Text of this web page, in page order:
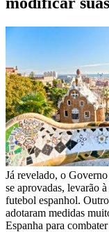
Já revelado, o
se aprovadas, levarão
futebol espanhol.
adotaram medidas
Espanha para